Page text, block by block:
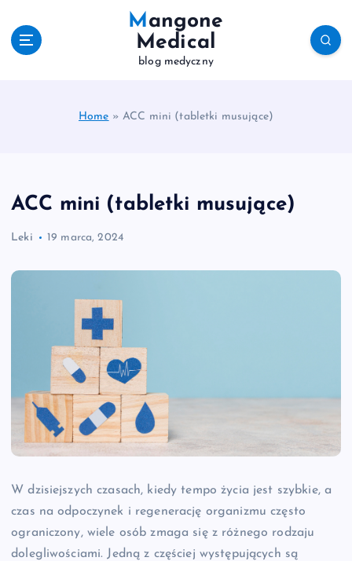
Mangone
Medical
blog medyczny
Home »ACC mini (tabletki musujące)
ACC mini (tabletki musujące)
Leki 19 marca, 2024
W dzisiejszych czasach, kiedy tempo życia jest szybkie, a
czas na odpoczynek i regenerację organizmu często
ograniczony, wiele osób zmaga się z różnego rodzaju
dolegliwościami. Jedną z częściej występujących są